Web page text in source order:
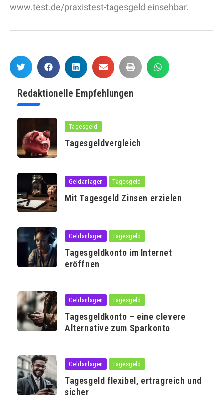
www.test.de/praxistest-tagesgeld einsehbar.
Redaktionelle Empfehlungen
Tagesgeld
Tagesgeldvergleich
Geldanlagen Tagesgeld
Mit Tagesgeld Zinsen erzielen
Geldanlagen Tagesgeld
Tagesgeldkonto im Internet
eröffnen
Geldanlagen Tagesgeld
Tagesgeldkonto – eine clevere
Alternative zum Sparkonto
Geldanlagen Tagesgeld
Tagesgeld flexibel, ertragreich und
sicher